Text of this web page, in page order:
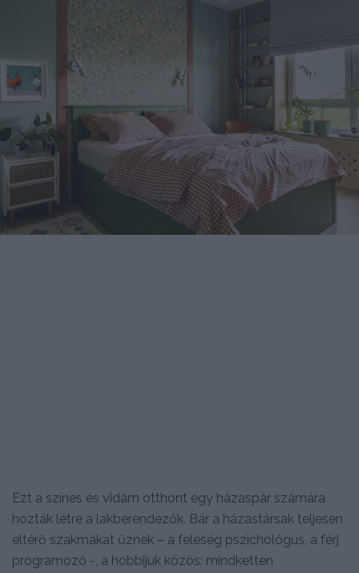
Ezt a színes és vidám otthont egy házaspár számára
hozták létre a lakberendezők. Bár a házastársak teljesen
eltérő szakmákat űznek – a feleség pszichológus, a férj
programozó -, a hobbijuk közös: mindketten